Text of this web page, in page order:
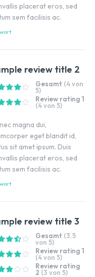
placerat eros, sed
sem facilisis ac.
review title 2
Gesamt (4 von
5)
Review rating 1
(4 von 5)
magna dui,
eget blandit id,
sit amet ipsum. Duis
placerat eros, sed
sem facilisis ac.
review title 3
Gesamt (3.5
von 5)
Review rating 1
(4 von 5)
Review rating
2 (3 von 5)